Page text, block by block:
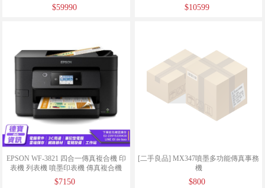
$59990 $10599
EPSON WF-3821 四合一傳真複合機 印
表機 列表機 噴墨印表機 傳真複合機
WIFI/110925
$7150
[二手良品] MX347噴墨多功能傳真事務
機
$800